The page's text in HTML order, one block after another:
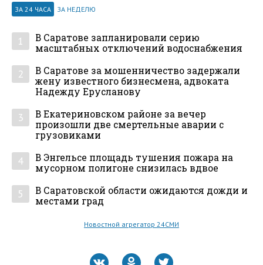
ЗА 24 ЧАСА ЗА НЕДЕЛЮ
1
В Саратове запланировали серию
масштабных отключений водоснабжения
2
В Саратове за мошенничество задержали
жену известного бизнесмена, адвоката
Надежду Ерусланову
3
В Екатериновском районе за вечер
произошли две смертельные аварии с
грузовиками
4
В Энгельсе площадь тушения пожара на
мусорном полигоне снизилась вдвое
5
В Саратовской области ожидаются дожди и
местами град
Новостной агрегатор 24СМИ